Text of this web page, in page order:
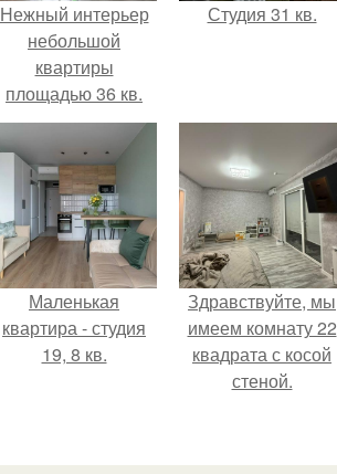
Нежный интерьер
небольшой
квартиры
площадью 36 кв.
Студия 31 кв.
Маленькая
квартира - студия
19, 8 кв.
Здравствуйте, мы
имеем комнату 22
квадрата с косой
стеной.